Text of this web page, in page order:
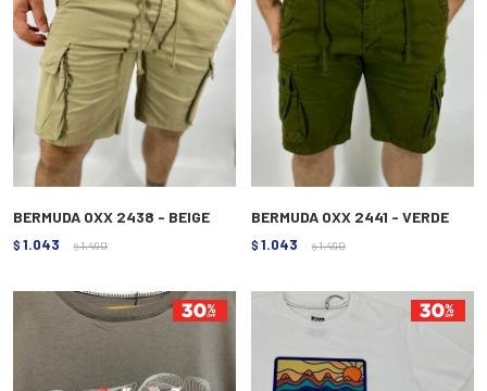
BERMUDA OXX 2438 - BEIGE
$ 1.043 $ 1.490
BERMUDA OXX 2441 - VERDE
$ 1.043 $ 1.490